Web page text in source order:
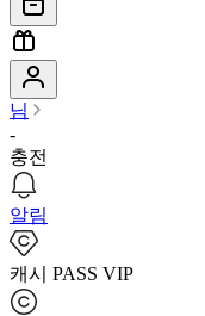
님
-
충전
알림
캐시 PASS VIP